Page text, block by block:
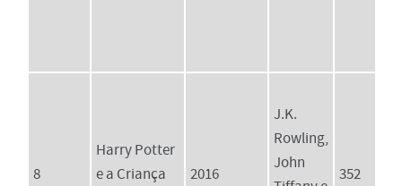
8
Harry Potter
e a Criança
2016
J.K.
Rowling,
John
352